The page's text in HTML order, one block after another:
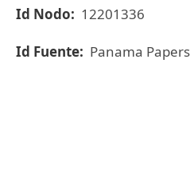
Id Nodo: 12201336
Id Fuente: Panama Papers